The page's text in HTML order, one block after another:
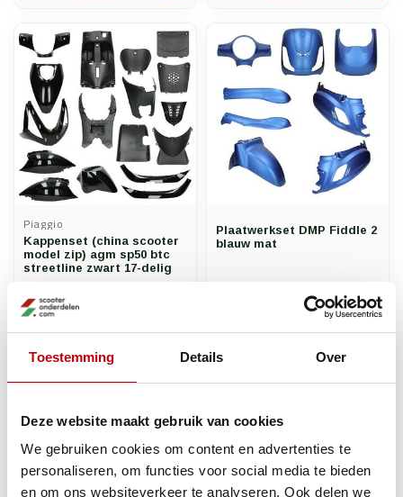
Toestemming Details Over
Deze website maakt gebruik van cookies
We gebruiken cookies om content en advertenties te
personaliseren, om functies voor social media te bieden
en om ons websiteverkeer te analyseren. Ook delen we
Piaggio
Kappenset (china scooter
model zip) agm sp50 btc
streetline zwart 17-delig
€183,25
leverancier
Plaatwerkset DMP Fiddle 2
blauw mat
leverancier